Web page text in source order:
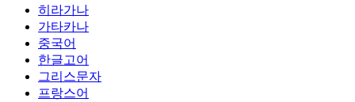
히라가나
가타카나
중국어
한글고어
그리스문자
프랑스어